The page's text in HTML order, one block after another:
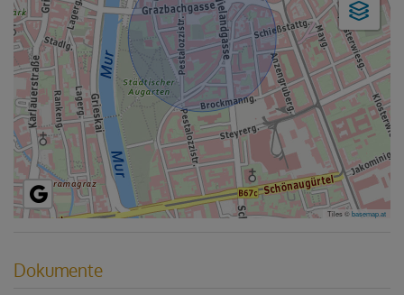
Tiles ©basemap.at
Dokumente